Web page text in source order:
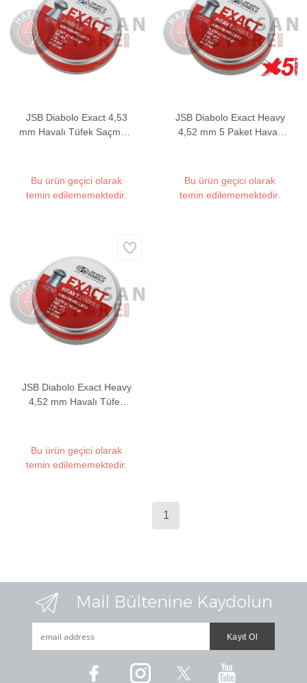
JSB Diabolo Exact 4,53
mm Havalı Tüfek Saçması
Bu ürün geçici olarak
temin edilememektedir.
JSB Diabolo Exact Heavy
4,52 mm 5 Paket Havalı
Bu ürün geçici olarak
temin edilememektedir.
JSB Diabolo Exact Heavy
4,52 mm Havalı Tüfek
Bu ürün geçici olarak
temin edilememektedir.
1